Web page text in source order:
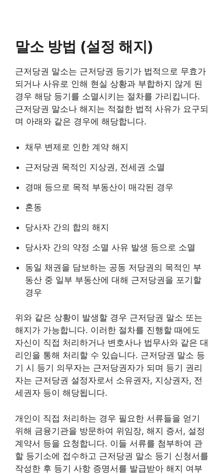
말소 방법 (설정 해지)
근저당권 말소는 근저당권 등기가 법적으로 무효가
되거나 사유로 인해 현실 상황과 부합하지 않게 된
경우 해당 등기를 소멸시키는 절차를 가리킵니다.
근저당권 말소나 해지는 적절한 법적 사유가 요구되
며 아래와 같은 경우에 해당합니다.
채무 변제로 인한 계약 해지
근저당권 목적인 지상권, 전세권 소멸
경매 등으로 목적 부동산이 매각된 경우
혼동
당사자 간의 합의 해지
당사자 간의 약정 소멸 사유 발생 등으로 소멸
동일 채권을 담보하는 공동 저당권의 목적인 부
동산 중 일부 부동산에 대해 근저당권을 포기할
경우
위와 같은 상황이 발생할 경우 근저당권 말소 또는
해지가 가능합니다. 이러한 절차를 진행할 때에도
자신이 직접 처리하거나 변호사나 법무사와 같은 대
리인을 통해 처리할 수 있습니다. 근저당권 말소 등
기 시 등기 의무자는 근저당권자가 되며 등기 권리
자는 근저당권 설정자로서 소유권자, 지상권자, 전
세권자 등이 해당됩니다.
개인이 직접 처리하는 경우 필요한 서류들을 얻기
위해 금융기관을 방문하여 위임장, 해지 증서, 설정
계약서 등을 요청합니다. 이들 서류를 첨부하여 관
할 등기소에 접수하고 근저당권 말소 등기 신청서를
작성한 후 등기 사항 증명서를 발급받아 해지 여부